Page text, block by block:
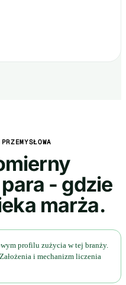
- gdzie
marża.
profilu zużycia w tej branży.
i mechanizm liczenia